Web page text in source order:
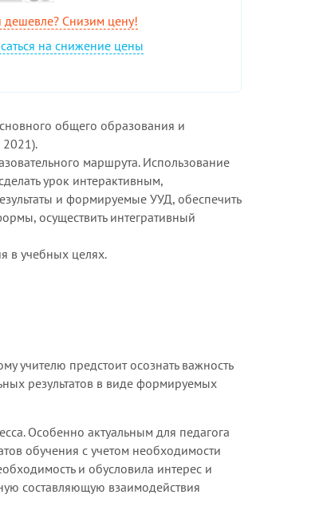
Снизим цену!
на снижение цены
общего образования и
маршрута. Использование
урок интерактивным,
и формируемые УУД, обеспечить
осуществить интегративный
в учебных целях.
учителю предстоит осознать важность
результатов в виде формируемых
Особенно актуальным для педагога
обучения с учетом необходимости
и обусловила интерес и
составляющую взаимодействия